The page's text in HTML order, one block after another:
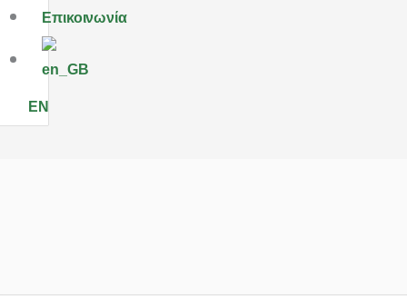
Eπικοινωνία
EN